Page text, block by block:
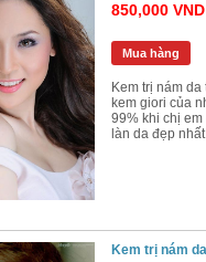
850,000 VND
Mua hàng
Kem trị nám
kem giori của
99% khi chị
làn da đẹp nhất
Kem trị nám
Bộ Mỹ Phẩm Kayoko Plus Chính
2,900,000 VND
2,500,000 VND